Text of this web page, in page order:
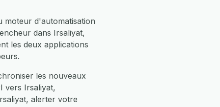
moteur d'automatisation
dans Irsaliyat,
les deux applications
les nouveaux
vers Irsaliyat,
alerter votre